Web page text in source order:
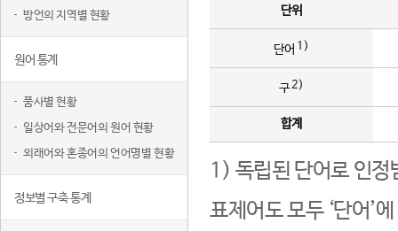
방언의 지역별 현황
원어 통계
품사별 현황
일상어와 전문어의 원어 현황
외래어와 혼종어의 언어명별 현황
정보별 구축 통계
단위
단어 1)
구2)
합계
1) 독립된 단어로 인정
표제어도 모두 ‘단어’